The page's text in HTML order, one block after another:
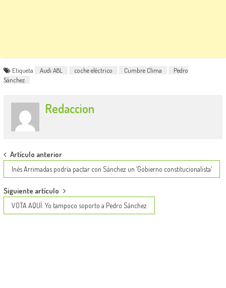
Etiqueta Audi A8L coche eléctrico Cumbre Clima
Pedro
Sánchez
Redaccion
Post
navigation
Artículo anterior
Inés Arrimadas podría pactar con Sánchez un ‘Gobierno constitucionalista’
Siguiente artículo
VOTA AQUÍ: Yo tampoco soporto a Pedro Sánchez